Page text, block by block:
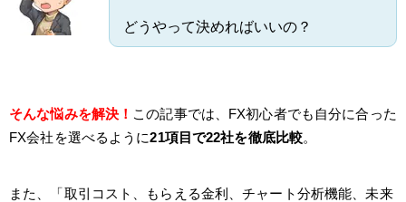
どうやって決めればいいの？
そんな悩みを解決！ この記事では、FX初心者でも自分に合った
FX会社を選べるように21項目で22社を徹底比較。
また、「取引コスト、もらえる金利、チャート分析機能、未来